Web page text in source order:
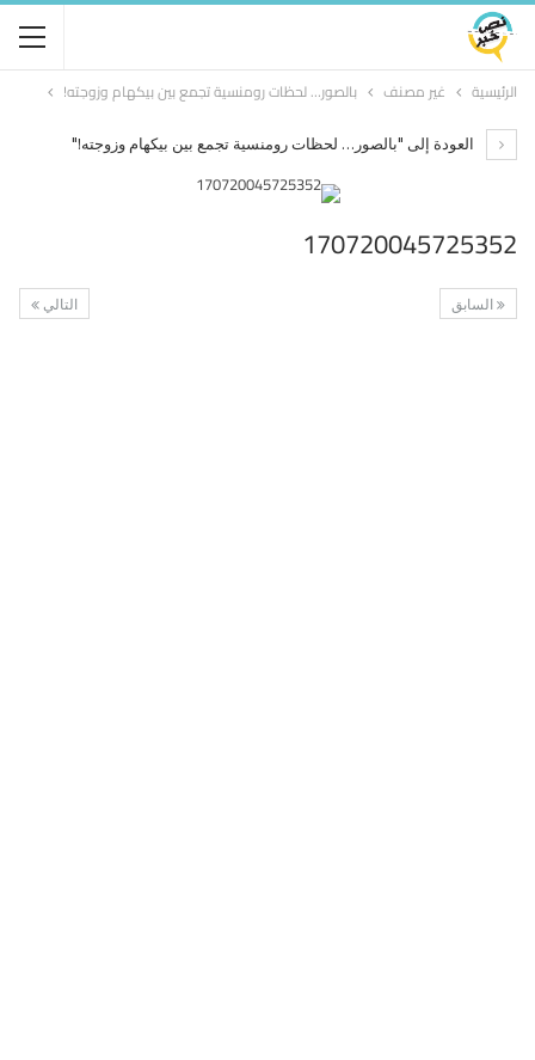
الرئيسية غير مصنف بالصور… لحظات رومنسية تجمع بين بيكهام وزوجته!
العودة إلى "بالصور… لحظات رومنسية تجمع بين بيكهام وزوجته!"
170720045725352
التالي السابق